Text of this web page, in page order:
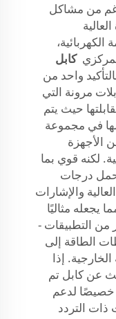
من مشاكل
الكهربائية،
كابل
واحد من
مرونة التي
حيث يتم
في مجموعة
الأجهزة
لكنه قوي بما
درجات
والإشارات
يجعله مثاليًا
من التطبيقات -
الطاقة إلى
إذا
عن كابل تم
لدعم
ذات التردد